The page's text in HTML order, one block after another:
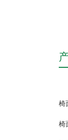
椅
椅